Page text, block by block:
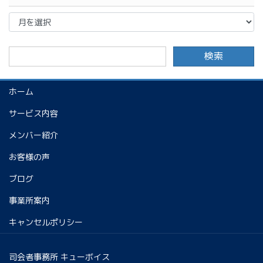
ア
イ
ホーム
サービス内容
メンバー紹介
お客様の声
ブログ
事業所案内
キャンセルポリシー
司会者事務所 キューボイス